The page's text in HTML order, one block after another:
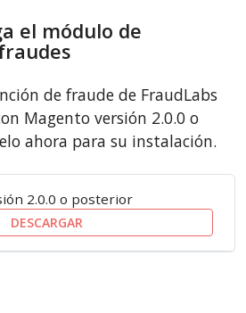
el módulo de
de fraude de FraudLabs
Magento versión 2.0.0 o
ahora para su instalación.
2.0.0 o posterior
DESCARGAR